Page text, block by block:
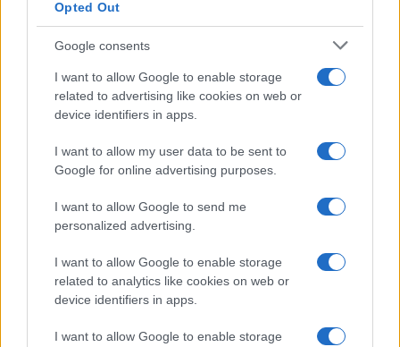
Opted Out
Google consents
I want to allow Google to enable storage
related to advertising like cookies on web or
device identifiers in apps.
I want to allow my user data to be sent to
Google for online advertising purposes.
I want to allow Google to send me
personalized advertising.
I want to allow Google to enable storage
related to analytics like cookies on web or
device identifiers in apps.
I want to allow Google to enable storage
Ripensare le tecnologie umanitarie oltre i criteri dei
donatori